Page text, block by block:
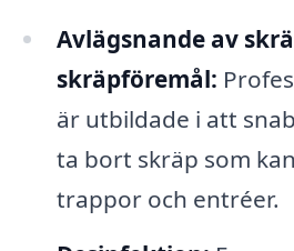
Avlägsnande av
skräpföremål:
är utbildade i att
ta bort skräp som
trappor och entréer.